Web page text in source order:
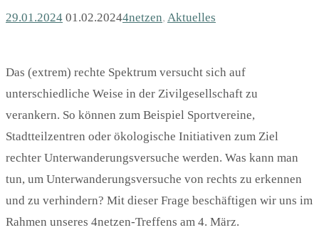
29.01.2024 01.02.20244netzen, Aktuelles
Das (extrem) rechte Spektrum versucht sich auf
unterschiedliche Weise in der Zivilgesellschaft zu
verankern. So können zum Beispiel Sportvereine,
Stadtteilzentren oder ökologische Initiativen zum Ziel
rechter Unterwanderungsversuche werden. Was kann man
tun, um Unterwanderungsversuche von rechts zu erkennen
und zu verhindern? Mit dieser Frage beschäftigen wir uns im
Rahmen unseres 4netzen-Treffens am 4. März.